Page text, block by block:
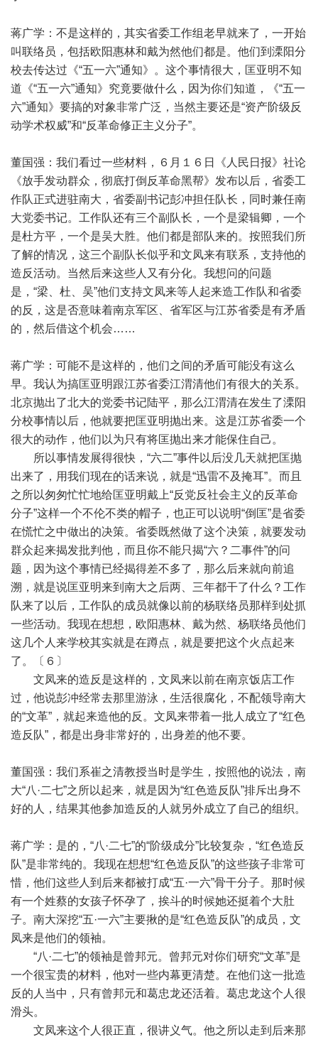
蒋广学：不是这样的，其实省委工作组老早就来了，一开始
叫联络员，包括欧阳惠林和戴为然他们都是。他们到溧阳分
校去传达过《“五一六”通知》。这个事情很大，匡亚明不知
道《“五一六”通知》究竟要做什么，因为你们知道，《“五一
六”通知》要搞的对象非常广泛，当然主要还是“资产阶级反
动学术权威”和“反革命修正主义分子”。
董国强：我们看过一些材料，６月１６日《人民日报》社论
《放手发动群众，彻底打倒反革命黑帮》发布以后，省委工
作队正式进驻南大，省委副书记彭冲担任队长，同时兼任南
大党委书记。工作队还有三个副队长，一个是梁辑卿，一个
是杜方平，一个是吴大胜。他们都是部队来的。按照我们所
了解的情况，这三个副队长似乎和文凤来有联系，支持他的
造反活动。当然后来这些人又有分化。我想问的问题
是，“梁、杜、吴”他们支持文凤来等人起来造工作队和省委
的反，这是否意味着南京军区、省军区与江苏省委是有矛盾
的，然后借这个机会……
蒋广学：可能不是这样的，他们之间的矛盾可能没有这么
早。我认为搞匡亚明跟江苏省委江渭清他们有很大的关系。
北京抛出了北大的党委书记陆平，那么江渭清在发生了溧阳
分校事情以后，他就要把匡亚明抛出来。这是江苏省委一个
很大的动作，他们以为只有将匡抛出来才能保住自己。
所以事情发展得很快，“六二”事件以后没几天就把匡抛
出来了，用我们现在的话来说，就是“迅雷不及掩耳”。而且
之所以匆匆忙忙地给匡亚明戴上“反党反社会主义的反革命
分子”这样一个不伦不类的帽子，也正可以说明“倒匡”是省委
在慌忙之中做出的决策。省委既然做了这个决策，就要发动
群众起来揭发批判他，而且你不能只揭“六？二事件”的问
题，因为这个事情已经揭得差不多了，那么后来就向前追
溯，就是说匡亚明来到南大之后两、三年都干了什么？工作
队来了以后，工作队的成员就像以前的杨联络员那样到处抓
一些活动。我现在想想，欧阳惠林、戴为然、杨联络员他们
这几个人来学校其实就是在蹲点，就是要把这个火点起来
了。〔６〕
文凤来的造反是这样的，文凤来以前在南京饭店工作
过，他说彭冲经常去那里游泳，生活很腐化，不配领导南大
的“文革”，就起来造他的反。文凤来带着一批人成立了“红色
造反队”，都是出身非常好的，出身差的他不要。
董国强：我们系崔之清教授当时是学生，按照他的说法，南
大“八·二七”之所以起来，就是因为“红色造反队”排斥出身不
好的人，结果其他参加造反的人就另外成立了自己的组织。
蒋广学：是的，“八·二七”的“阶级成分”比较复杂，“红色造反
队”是非常纯的。我现在想想“红色造反队”的这些孩子非常可
惜，他们这些人到后来都被打成“五·一六”骨干分子。那时候
有一个姓蔡的女孩子怀孕了，挨斗的时候她还挺着个大肚
子。南大深挖“五·一六”主要揪的是“红色造反队”的成员，文
凤来是他们的领袖。
“八·二七”的领袖是曾邦元。曾邦元对你们研究“文革”是
一个很宝贵的材料，他对一些内幕更清楚。在他们这一批造
反的人当中，只有曾邦元和葛忠龙还活着。葛忠龙这个人很
滑头。
文凤来这个人很正直，很讲义气。他之所以走到后来那